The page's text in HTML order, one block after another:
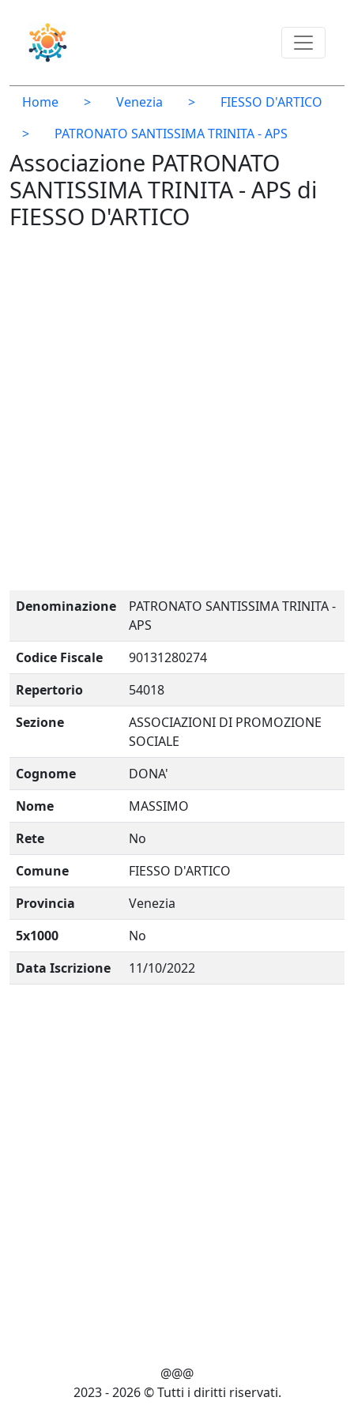
Home > Venezia >
FIESSO D'ARTICO
>
PATRONATO SANTISSIMA TRINITA - APS
Associazione PATRONATO
SANTISSIMA TRINITA - APS di
FIESSO D'ARTICO
Denominazione
PATRONATO SANTISSIMA TRINITA -
APS
Codice Fiscale
90131280274
Repertorio
54018
Sezione
ASSOCIAZIONI DI PROMOZIONE
SOCIALE
Cognome
DONA'
Nome
MASSIMO
Rete
No
Comune
FIESSO D'ARTICO
Provincia
Venezia
5x1000
No
Data Iscrizione
11/10/2022
@@@
2023 - 2026 © Tutti i diritti riservati.